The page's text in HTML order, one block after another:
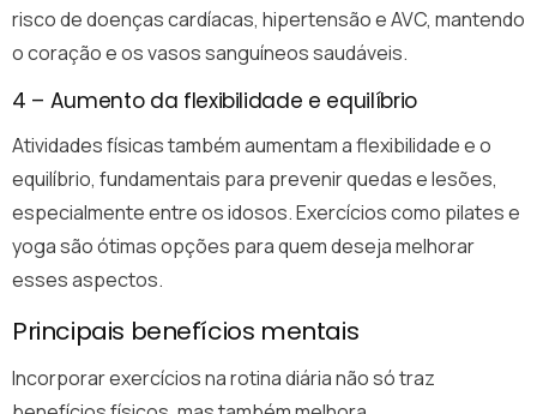
risco de doenças cardíacas, hipertensão e AVC, mantendo
o coração e os vasos sanguíneos saudáveis.
4 – Aumento da flexibilidade e equilíbrio
Atividades físicas também aumentam a flexibilidade e o
equilíbrio, fundamentais para prevenir quedas e lesões,
especialmente entre os idosos. Exercícios como pilates e
yoga são ótimas opções para quem deseja melhorar
esses aspectos.
Principais benefícios mentais
Incorporar exercícios na rotina diária não só traz